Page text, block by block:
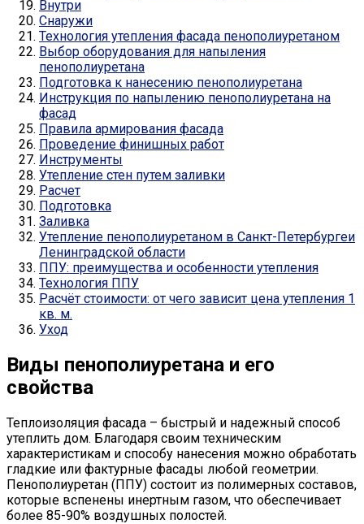
Внутри
Снаружи
Технология утепления фасада пенополиуретаном
Выбор оборудования для напыления
пенополиуретана
Подготовка к нанесению пенополиуретана
Инструкция по напылению пенополиуретана на
фасад
Правила армирования фасада
Проведение финишных работ
Инструменты
Утепление стен путем заливки
Расчет
Подготовка
Заливка
Утепление пенополиуретаном в Санкт-Петербургеи
Ленинградской области
ППУ: преимущества и особенности утепления
Технология ППУ
Расчёт стоимости: от чего зависит цена утепления 1
кв. м.
Уход
Виды пенополиуретана и его
свойства
Теплоизоляция фасада – быстрый и надежный способ
утеплить дом. Благодаря своим техническим
характеристикам и способу нанесения можно обработать
гладкие или фактурные фасады любой геометрии.
Пенополиуретан (ППУ) состоит из полимерных составов,
которые вспенены инертным газом, что обеспечивает
более 85-90% воздушных полостей.